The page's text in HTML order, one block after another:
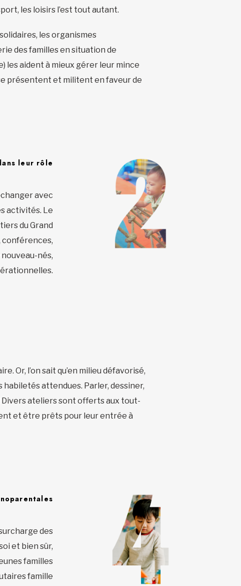
les loisirs l’est tout autant.
les organismes
des familles en situation de
les aident à mieux gérer leur mince
présentent et militent en faveur de
leur rôle
avec
activités. Le
du Grand
conférences,
nés,
Or, l’on sait qu’en milieu défavorisé,
attendues. Parler, dessiner,
Divers ateliers sont offerts aux tout-
et être prêts pour leur entrée à
des
et bien sûr,
familles
famille